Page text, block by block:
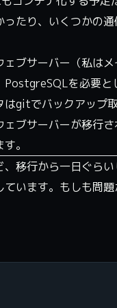
たり、いくつかの
ブサーバー（私は
PostgreSQLを必要
はgitでバックアップ
ェブサーバーが移行
。
移行から一日ぐら
います。もしも問